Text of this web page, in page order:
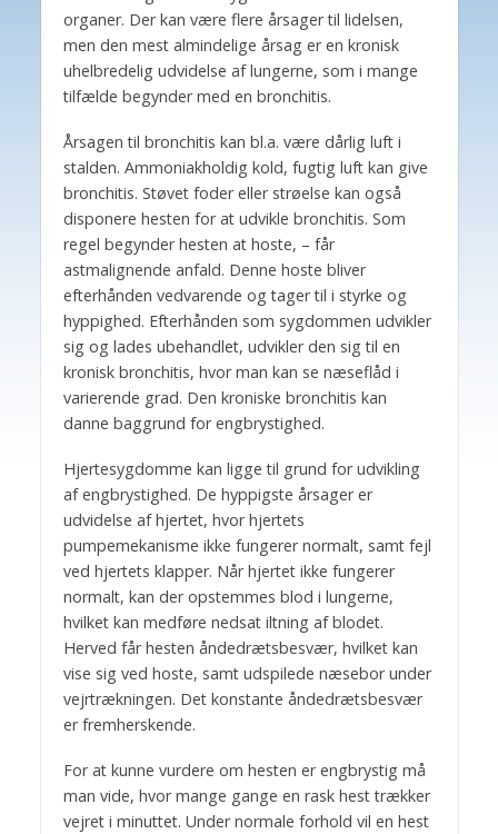
organer. Der kan være flere årsager til lidelsen,
men den mest almindelige årsag er en kronisk
uhelbredelig udvidelse af lungerne, som i mange
tilfælde begynder med en bronchitis.
Årsagen til bronchitis kan bl.a. være dårlig luft i
stalden. Ammoniakholdig kold, fugtig luft kan give
bronchitis. Støvet foder eller strøelse kan også
disponere hesten for at udvikle bronchitis. Som
regel begynder hesten at hoste, – får
astmalignende anfald. Denne hoste bliver
efterhånden vedvarende og tager til i styrke og
hyppighed. Efterhånden som sygdommen udvikler
sig og lades ubehandlet, udvikler den sig til en
kronisk bronchitis, hvor man kan se næseflåd i
varierende grad. Den kroniske bronchitis kan
danne baggrund for engbrystighed.
Hjertesygdomme kan ligge til grund for udvikling
af engbrystighed. De hyppigste årsager er
udvidelse af hjertet, hvor hjertets
pumpemekanisme ikke fungerer normalt, samt fejl
ved hjertets klapper. Når hjertet ikke fungerer
normalt, kan der opstemmes blod i lungerne,
hvilket kan medføre nedsat iltning af blodet.
Herved får hesten åndedrætsbesvær, hvilket kan
vise sig ved hoste, samt udspilede næsebor under
vejrtrækningen. Det konstante åndedrætsbesvær
er fremherskende.
For at kunne vurdere om hesten er engbrystig må
man vide, hvor mange gange en rask hest trækker
vejret i minuttet. Under normale forhold vil en hest